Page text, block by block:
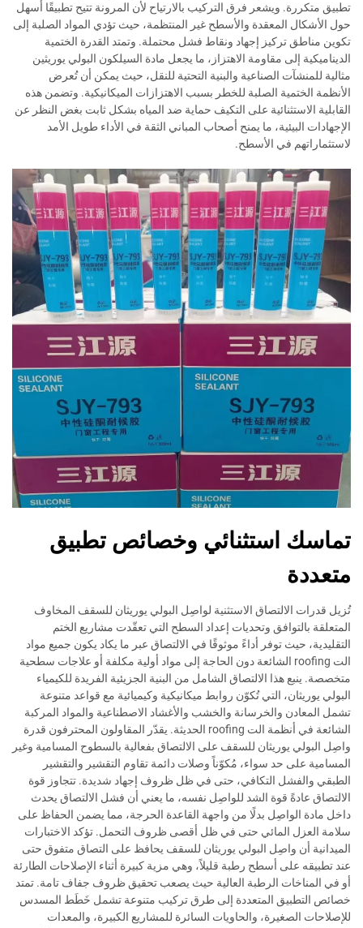
تطبيق متكررة. ويشعر فرق التركيب بالارتياح لأن المرونة تتيح تطبيقًا أسهل
حول الأشكال المعقدة والأسطح غير المنتظمة، حيث تؤدي المواد الصلبة إلى
تكوين مناطق تركيز إجهاد ونقاط فشل محتملة. وتمتد القدرة الختمية
الديناميكية إلى مقاومة الاهتزاز، ما يجعل مادة السيلكون البولي يوريثين
مثالية للمنشآت الصناعية والبنية التحتية للنقل، حيث يمكن أن تُعرض
الأنظمة الختمية الصلبة للخطر بسبب الاهتزازات الميكانيكية. وتضمن هذه
القابلية الاستثنائية على التكيف حماية ضد المياه بشكل ثابت بغض النظر عن
الإجهادات البيئية، ما يمنح أصحاب المباني الثقة في الأداء طويل الأمد
لاستثماراتهم في الأسطح.
تماسك استثنائي وخصائص تطبيق
متعددة
تُزيل قدرات الالتصاق الاستثنية لواصِل البولي يوريثان للسقف المخاوف
المتعلقة بالتوافق وتحديات إعداد السطح التي تعقّدت مشاريع الختم
التقليدية، حيث توفر أداءً موثوقًا في الالتصاق عبر ما يكاد يكون جميع مواد
الت roofing الشائعة دون الحاجة إلى مواد أولية مكلفة أو علاجات سطحية
متخصصة. ينبع هذا الالتصاق الشامل من البنية الجزيئية الفريدة للكيمياء
البولي يوريثان، التي تُكوّن روابط ميكانيكية وكيميائية مع قواعد متنوعة
تشمل المعادن والخرسانة والخشب والأغشاد الاصطناعية والمواد المركبة
الشائعة في أنظمة الت roofing الحديثة. يقدّر المقاولون المحترفون قدرة
واصِل البولي يوريثان للسقف على الالتصاق بفعالية بالسطوح المسامية وغير
المسامية على حد سواء، مُكوّناً وصلات دائمة تقاوم التقشير والتقشير
الطبقي والفشل التكافي، حتى في ظل ظروف إجهاد شديدة. تتجاوز قوة
الالتصاق عادةً قوة الشد للواصِل نفسه، ما يعني أن فشل الالتصاق يحدث
داخل مادة الواصِل بدلًا من واجهة القاعدة الحرجة، مما يضمن الحفاظ على
سلامة العزل المائي حتى في ظل أقصى ظروف التحمل. تؤكد الاختبارات
الميدانية أن واصِل البولي يوريثان للسقف يحافظ على التصاق متفوق حتى
عند تطبيقه على أسطح رطبة قليلاً، وهي مزية كبيرة أثناء الإصلاحات الطارئة
أو في المناخات الرطبة العالية حيث يصعب تحقيق ظروف جفاف تامة. تمتد
خصائص التطبيق المتعددة إلى طرق تركيب متنوعة تشمل خَطَط المسدس
للإصلاحات الصغيرة، والحاويات السائرة للمشاريع الكبيرة، والمعدات